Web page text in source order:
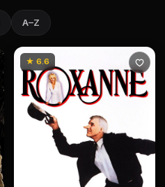
A–Z
★ 6.6